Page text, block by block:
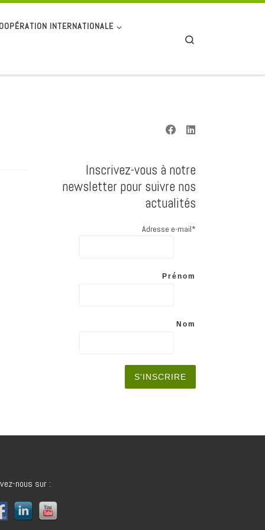
INTERNATIONALE
Inscrivez-vous à notre
newsletter pour suivre nos
actualités
Adresse e-mail*
Prénom
Nom
nous sur :